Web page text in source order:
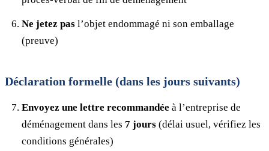
Ne jetez pas l’objet endommagé ni son emballage
(preuve)
Déclaration formelle (dans les jours suivants)
Envoyez une lettre recommandée à l’entreprise de
déménagement dans les 7 jours (délai usuel, vérifiez les
conditions générales)